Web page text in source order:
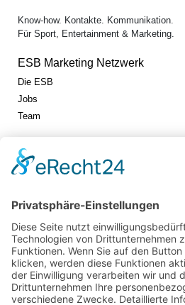
Know-how. Kontakte. Kommunikation.
Für Sport, Entertainment & Marketing.
ESB Marketing Netzwerk
Die ESB
Jobs
Team
Jetzt vernetzen!
Die ESB auf LinkedIn
Newsletter abonnieren
Events
360° ENTERTAINMENT